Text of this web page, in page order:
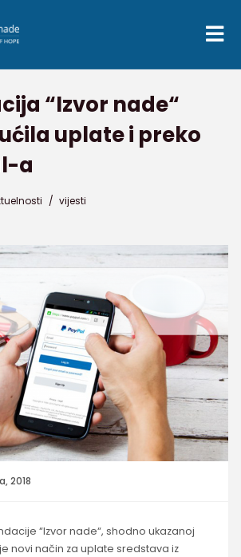
“Izvor nade“
uplate i preko
a
/ vijesti
2018
“Izvor nade“, shodno ukazanoj
novi način za uplate sredstava iz